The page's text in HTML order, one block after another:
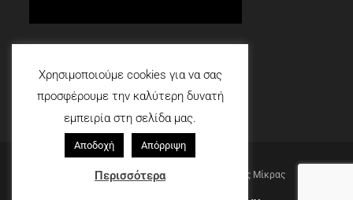
©2012 - 2026
Ομάδα Εθελοντών Πολιτικής Προστασίας Μίκρας
Χρησιμοποιούμε cookies για να σας
προσφέρουμε την καλύτερη δυνατή
εμπειρία στη σελίδα μας.
Αποδοχή Απόρριψη
Περισσότερα